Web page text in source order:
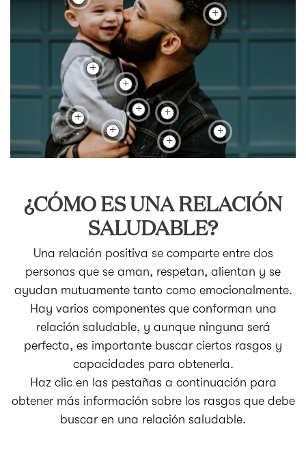
¿CÓMO ES UNA RELACIÓN
SALUDABLE?
Una relación positiva se comparte entre dos
personas que se aman, respetan, alientan y se
ayudan mutuamente tanto como emocionalmente.
Hay varios componentes que conforman una
relación saludable, y aunque ninguna será
perfecta, es importante buscar ciertos rasgos y
capacidades para obtenerla.
Haz clic en las pestañas a continuación para
obtener más información sobre los rasgos que debe
buscar en una relación saludable.